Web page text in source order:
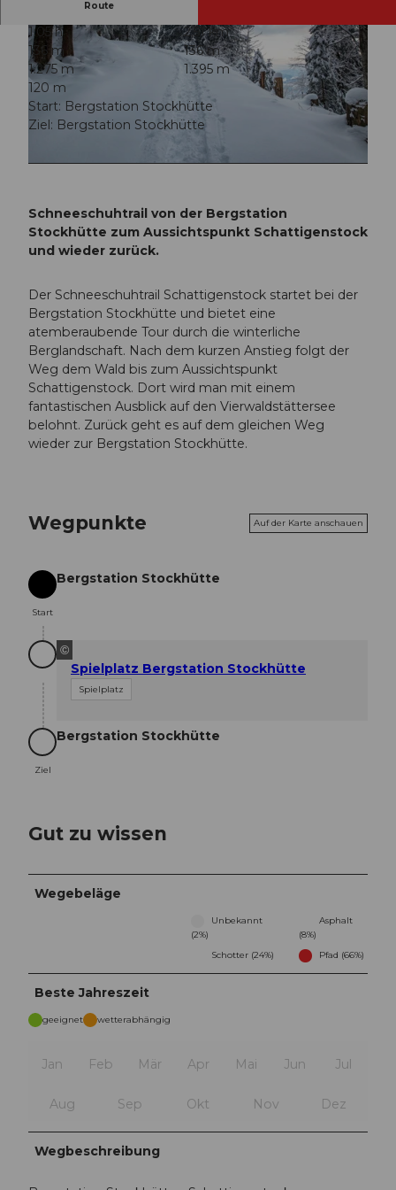
© Nidwalden Tourismus |CC-BY
Route
1:05 h
2,51 km
136 m
136 m
1.275 m
1.395 m
120 m
Start: Bergstation Stockhütte
Ziel: Bergstation Stockhütte
Schneeschuhtrail von der Bergstation
Stockhütte zum Aussichtspunkt Schattigenstock
und wieder zurück.
Der Schneeschuhtrail Schattigenstock startet bei der
Bergstation Stockhütte und bietet eine
atemberaubende Tour durch die winterliche
Berglandschaft. Nach dem kurzen Anstieg folgt der
Weg dem Wald bis zum Aussichtspunkt
Schattigenstock. Dort wird man mit einem
fantastischen Ausblick auf den Vierwaldstättersee
belohnt. Zurück geht es auf dem gleichen Weg
wieder zur Bergstation Stockhütte.
Wegpunkte Auf der Karte anschauen
Start
Start
Bergstation Stockhütte
©
Spielplatz Bergstation Stockhütte
Spielplatz
Ziel
Ziel
Bergstation Stockhütte
Gut zu wissen
Wegebeläge
Unbekannt
(2%)
Asphalt
(8%)
Schotter (24%)
Pfad (66%)
Beste Jahreszeit
geeignet wetterabhängig
Jan Feb Mär Apr Mai Jun Jul
Aug Sep Okt Nov Dez
Wegbeschreibung